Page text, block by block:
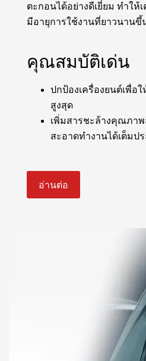
ตะกอนได้อย่างดีเยี่ยม ทำให้
มีอายุการใช้งานที่ยาวนานขึ้
คุณสมบัติเด่น
ปกป้องเครื่องยนต์เพื่อ
สูงสุด
เพิ่มสารชะล้างคุณภาพ
สะอาดทำงานได้เต็มป
อ่านต่อ